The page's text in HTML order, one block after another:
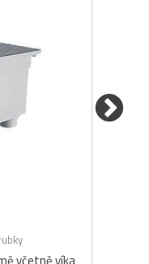
včetně víka